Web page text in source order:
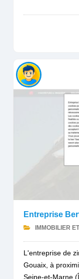
Entreprise
IMMOBILIER
L'entreprise de
Gouaix, à
Seine-et-Marne